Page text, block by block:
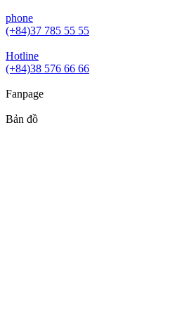
phone
(+84)37 785 55 55
Hotline
(+84)38 576 66 66
Fanpage
Bản đồ